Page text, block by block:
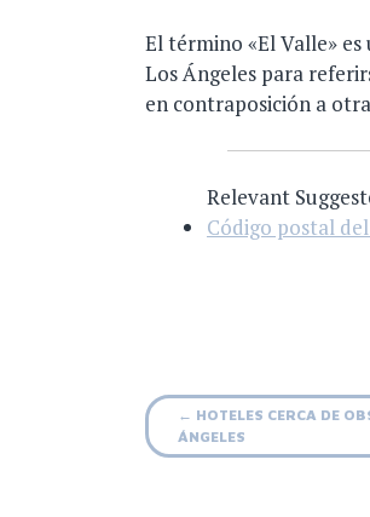
El término «El Valle»
Los Ángeles para
en contraposición a
Relevant
Código postal
navigation
← HOTELES CERCA DE
ÁNGELES